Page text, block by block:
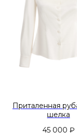
Приталенная
шелка
45 000 ₽